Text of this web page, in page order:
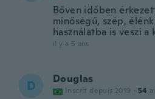
Bőven időben
minőségű, szép,
használatba is veszi a
il y a 5 ans
D Douglas
Inscrit depuis 2019 · 54